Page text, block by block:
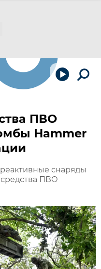
ПВО
Hammer
снаряды
ПВО